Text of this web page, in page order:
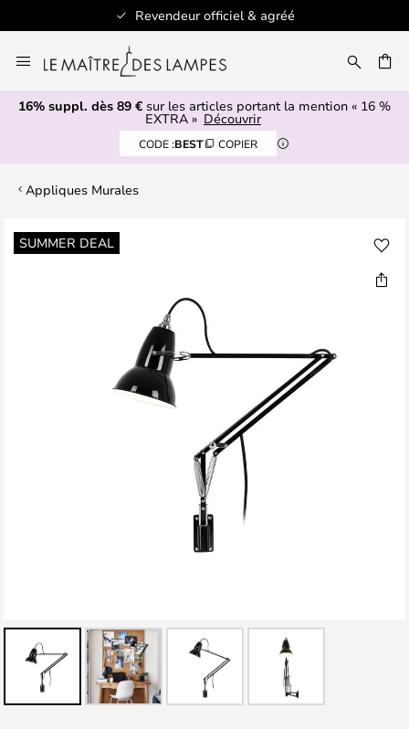
Revendeur officiel & agréé
au
contenu
16% suppl. dès 89 € sur les articles portant la mention « 16 %
EXTRA » Découvrir
CODE :BEST COPIER
Appliques Murales
SUMMER DEAL
Skip
to